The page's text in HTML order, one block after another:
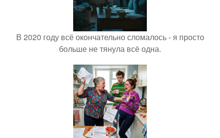
В 2020 году всё окончательно сломалось - я просто
больше не тянула всё одна.